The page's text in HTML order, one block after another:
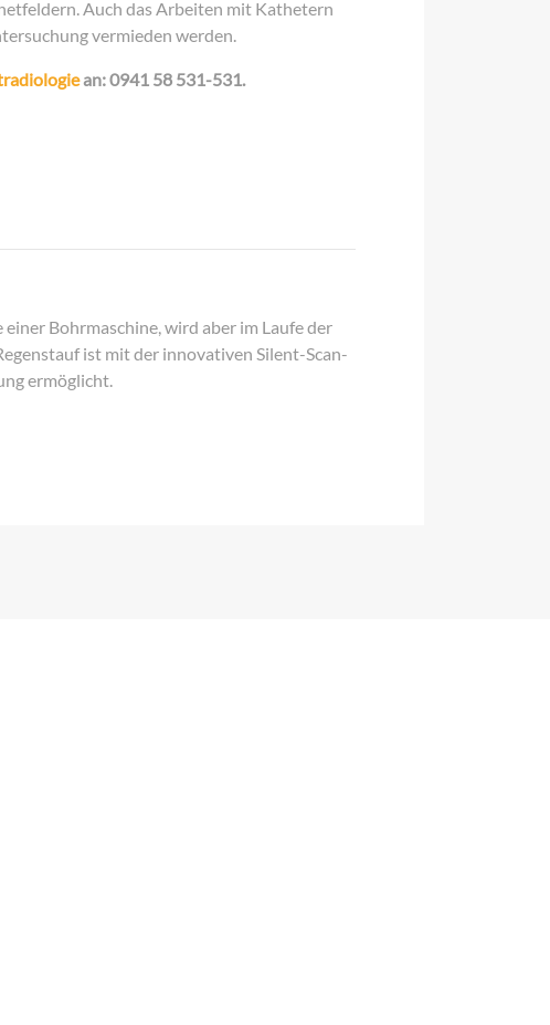
Auch das Arbeiten mit Kathetern
vermieden werden.
an: 0941 58 531-531.
Bohrmaschine, wird aber im Laufe der
ist mit der innovativen Silent-Scan-
ermöglicht.